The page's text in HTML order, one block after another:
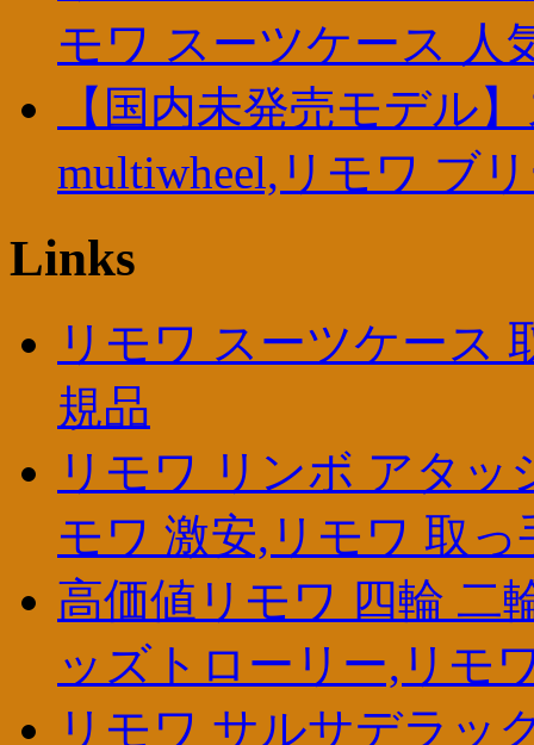
モワ スーツケース 人
【国内未発売モデル
multiwheel,リモワ ブ
Links
リモワ スーツケース
規品
リモワ リンボ アタ
モワ 激安,リモワ 取っ
高価値リモワ 四輪 二
ッズトローリー,リモ
リモワ サルサデラッ